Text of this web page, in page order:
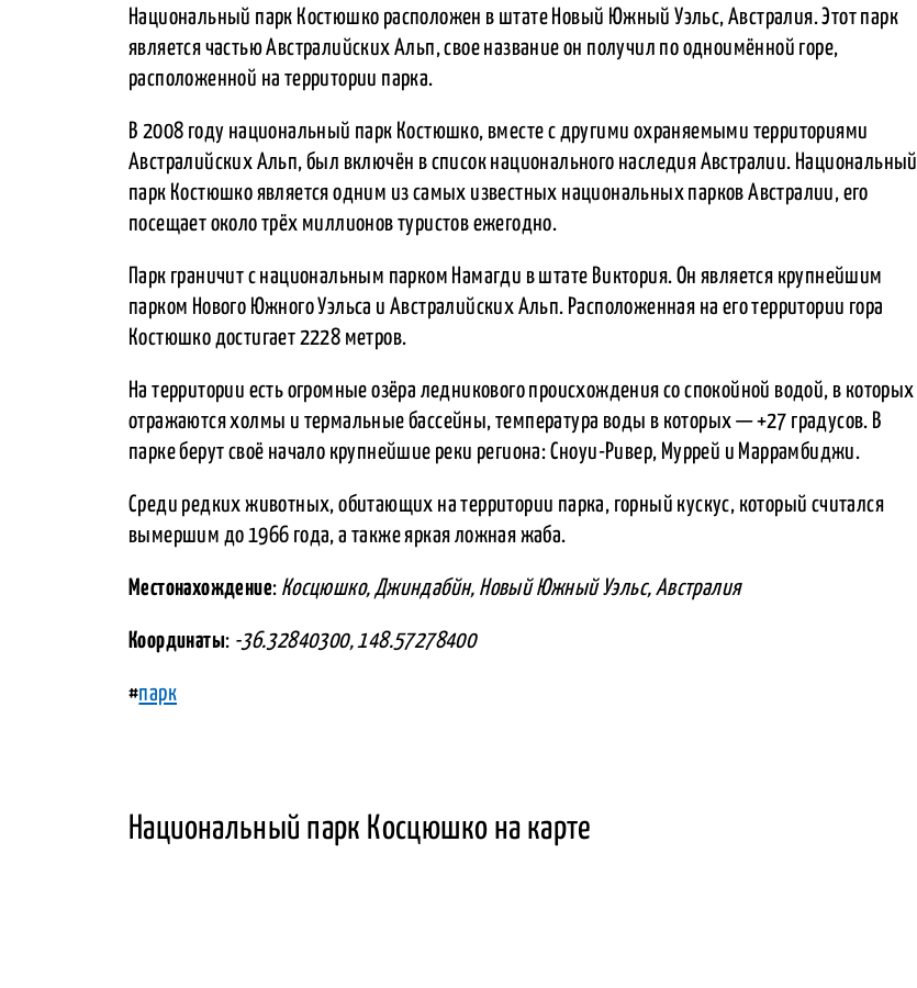
Национальный парк Костюшко расположен в штате Новый Южный Уэльс, Австралия. Этот парк
является частью Австралийских Альп, свое название он получил по одноимённой горе,
расположенной на территории парка.
В 2008 году национальный парк Костюшко, вместе с другими охраняемыми территориями
Австралийских Альп, был включён в список национального наследия Австралии. Национальный
парк Костюшко является одним из самых известных национальных парков Австралии, его
посещает около трёх миллионов туристов ежегодно.
Парк граничит с национальным парком Намагди в штате Виктория. Он является крупнейшим
парком Нового Южного Уэльса и Австралийских Альп. Расположенная на его территории гора
Костюшко достигает 2228 метров.
На территории есть огромные озёра ледникового происхождения со спокойной водой, в которых
отражаются холмы и термальные бассейны, температура воды в которых — +27 градусов. В
парке берут своё начало крупнейшие реки региона: Сноуи-Ривер, Муррей и Маррамбиджи.
Среди редких животных, обитающих на территории парка, горный кускус, который считался
вымершим до 1966 года, а также яркая ложная жаба.
Местонахождение: Косцюшко, Джиндабйн, Новый Южный Уэльс, Австралия
Координаты: -36.32840300, 148.57278400
#парк
Национальный парк Косцюшко на карте